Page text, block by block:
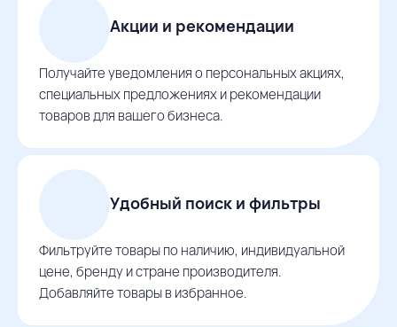
Акции и рекомендации
Получайте уведомления о персональных акциях,
специальных предложениях и рекомендации
товаров для вашего бизнеса.
Удобный поиск и фильтры
Фильтруйте товары по наличию, индивидуальной
цене, бренду и стране производителя.
Добавляйте товары в избранное.